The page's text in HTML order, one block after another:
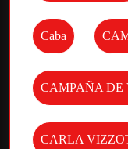
Caba
CAMPAÑA DE
CARLA